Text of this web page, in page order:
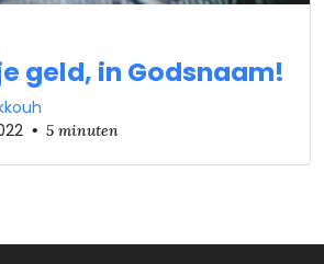
geld, in Godsnaam!
• 5 minuten